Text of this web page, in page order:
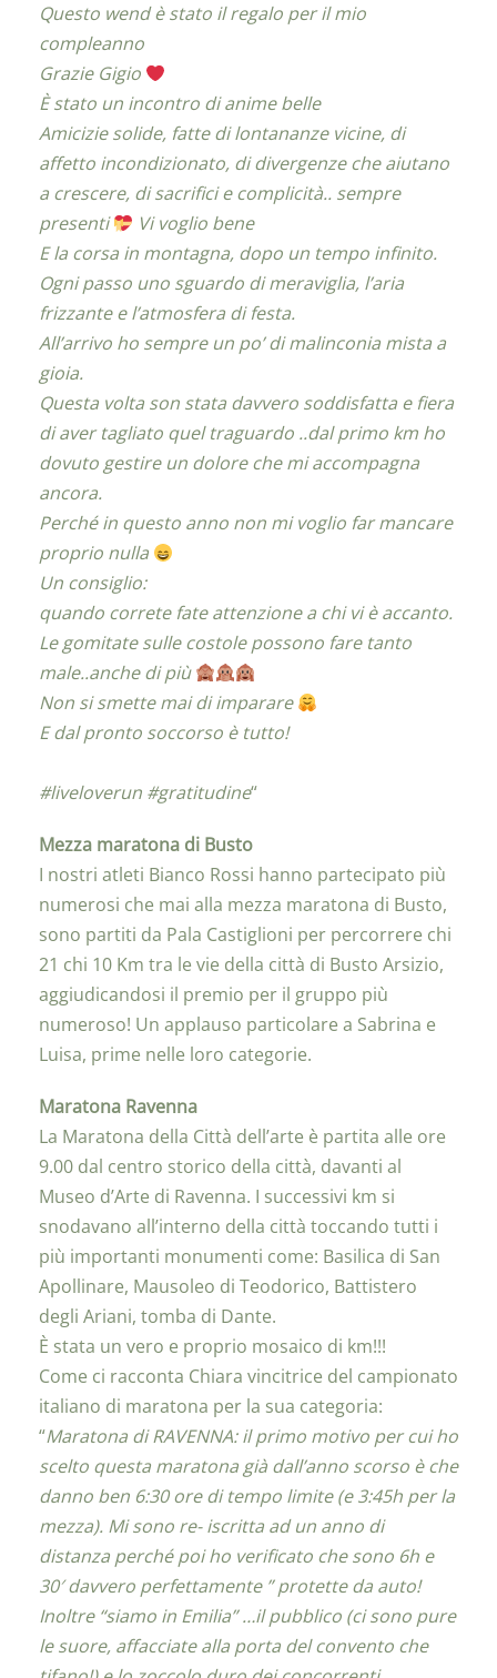
Questo wend è stato il regalo per il mio
compleanno
Grazie Gigio
È stato un incontro di anime belle
Amicizie solide, fatte di lontananze vicine, di
affetto incondizionato, di divergenze che aiutano
a crescere, di sacrifici e complicità.. sempre
presenti
Vi voglio bene
E la corsa in montagna, dopo un tempo infinito.
Ogni passo uno sguardo di meraviglia, l’aria
frizzante e l’atmosfera di festa.
All’arrivo ho sempre un po’ di malinconia mista a
gioia.
Questa volta son stata davvero soddisfatta e fiera
di aver tagliato quel traguardo ..dal primo km ho
dovuto gestire un dolore che mi accompagna
ancora.
Perché in questo anno non mi voglio far mancare
proprio nulla
Un consiglio:
quando correte fate attenzione a chi vi è accanto.
Le gomitate sulle costole possono fare tanto
male..anche di più
Non si smette mai di imparare
E dal pronto soccorso è tutto!
#liveloverun #gratitudine“
Mezza maratona di Busto
I nostri atleti Bianco Rossi hanno partecipato più
numerosi che mai alla mezza maratona di Busto,
sono partiti da Pala Castiglioni per percorrere chi
21 chi 10 Km tra le vie della città di Busto Arsizio,
aggiudicandosi il premio per il gruppo più
numeroso! Un applauso particolare a Sabrina e
Luisa, prime nelle loro categorie.
Maratona Ravenna
La Maratona della Città dell’arte è partita alle ore
9.00 dal centro storico della città, davanti al
Museo d’Arte di Ravenna. I successivi km si
snodavano all’interno della città toccando tutti i
più importanti monumenti come: Basilica di San
Apollinare, Mausoleo di Teodorico, Battistero
degli Ariani, tomba di Dante.
È stata un vero e proprio mosaico di km!!!
Come ci racconta Chiara vincitrice del campionato
italiano di maratona per la sua categoria:
“Maratona di RAVENNA: il primo motivo per cui ho
scelto questa maratona già dall’anno scorso è che
danno ben 6:30 ore di tempo limite (e 3:45h per la
mezza). Mi sono re- iscritta ad un anno di
distanza perché poi ho verificato che sono 6h e
30′ davvero perfettamente ” protette da auto!
Inoltre “siamo in Emilia” …il pubblico (ci sono pure
le suore, affacciate alla porta del convento che